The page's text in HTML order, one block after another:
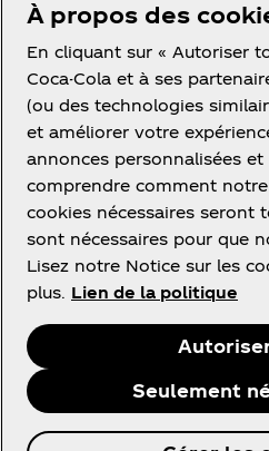
Condition d’utilisation
Avis de confidentialité
Avis relatif aux cookies
Paramètres des cookies
Politique d’accessibilité
Facebook
© 2026 The Coca‑Cola
À propos des
En cliquant sur « Autoriser
Coca-Cola et à ses
(ou des technologies
et améliorer votre
annonces personnalisées et
comprendre comment
cookies nécessaires seront
sont nécessaires pour que
Lisez notre Notice sur les
plus. Lien de la politique
Seulement